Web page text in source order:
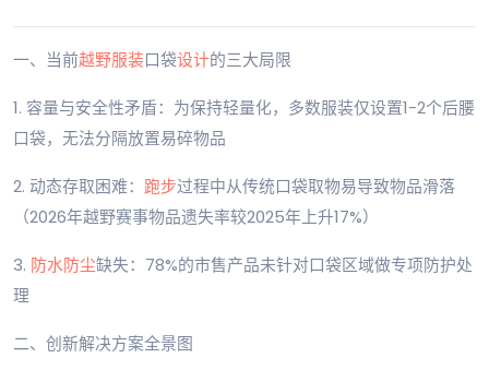
一、当前越野服装口袋设计的三大局限
1. 容量与安全性矛盾：为保持轻量化，多数服装仅设置1-2个后腰
口袋，无法分隔放置易碎物品
2. 动态存取困难： 跑步过程中从传统口袋取物易导致物品滑落
（2026年越野赛事物品遗失率较2025年上升17%）
3. 防水防尘缺失：78%的市售产品未针对口袋区域做专项防护处
理
二、创新解决方案全景图